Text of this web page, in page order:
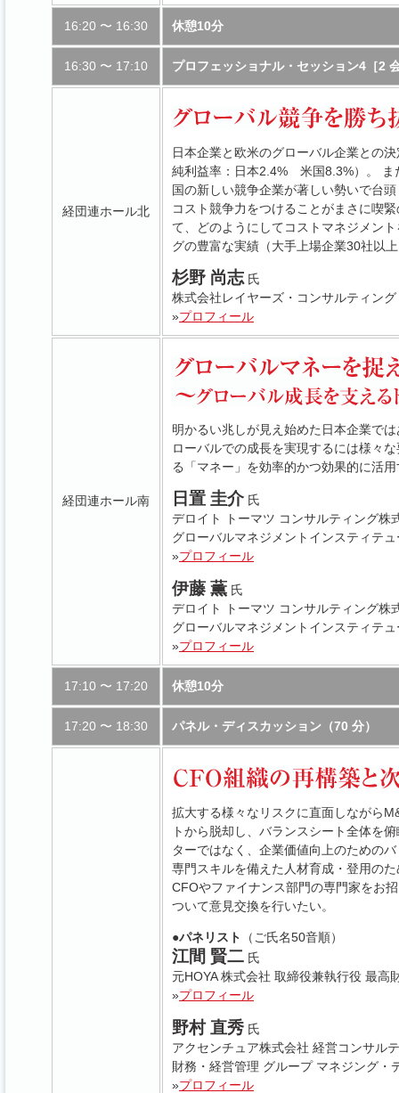
16:20 〜 16:30 休憩10分
16:30 〜 17:10 プロフェッショナル・セッション4［2
経団連ホール北
日本企業と欧米のグローバル企業との
純利益率：日本2.4% 米国8.3%）。 ま
国の新しい競争企業が著しい勢いで台
コスト競争力をつけることがまさに喫
て、どのようにしてコストマネジメン
グの豊富な実績（大手上場企業30社以
杉野 尚志氏
株式会社レイヤーズ・コンサルティン
»プロフィール
経団連ホール南
明かるい兆しが見え始めた日本企業で
ローバルでの成長を実現するには様々
る「マネー」を効率的かつ効果的に活
日置 圭介 氏
デロイト トーマツ コンサルティング株
グローバルマネジメントインスティテ
»プロフィール
伊藤 薫 氏
デロイト トーマツ コンサルティング株
グローバルマネジメントインスティテ
»プロフィール
17:10 〜 17:20 休憩10分
17:20 〜 18:30 パネル・ディスカッション（70 分）
拡大する様々なリスクに直面しながら
トから脱却し、バランスシート全体を
ターではなく、企業価値向上のための
専門スキルを備えた人材育成・登用の
CFOやファイナンス部門の専門家をお
ついて意見交換を行いたい。
●パネリスト （ご氏名50音順）
江間 賢二 氏
元HOYA 株式会社 取締役兼執行役 最高
»プロフィール
野村 直秀 氏
アクセンチュア株式会社 経営コンサル
財務・経営管理 グループ マネジング・
»プロフィール